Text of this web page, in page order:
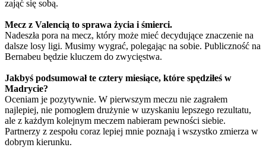
zająć się sobą.
Mecz z Valencią to sprawa życia i śmierci.
Nadeszła pora na mecz, który może mieć decydujące znaczenie na
dalsze losy ligi. Musimy wygrać, polegając na sobie. Publiczność na
Bernabeu będzie kluczem do zwycięstwa.
Jakbyś podsumował te cztery miesiące, które spędziłeś w
Madrycie?
Oceniam je pozytywnie. W pierwszym meczu nie zagrałem
najlepiej, nie pomogłem drużynie w uzyskaniu lepszego rezultatu,
ale z każdym kolejnym meczem nabieram pewności siebie.
Partnerzy z zespołu coraz lepiej mnie poznają i wszystko zmierza w
dobrym kierunku.